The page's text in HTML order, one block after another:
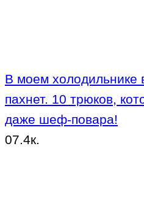
В моем холодильнике
пахнет. 10 трюков,
даже шеф-повара!
07.4к.